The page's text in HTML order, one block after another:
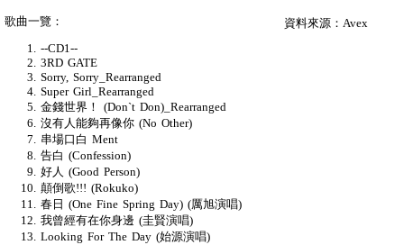
資料來源：Avex
歌曲一覽：
--CD1--
3RD GATE
Sorry, Sorry_Rearranged
Super Girl_Rearranged
金錢世界！ (Don`t Don)_Rearranged
沒有人能夠再像你 (No Other)
串場口白 Ment
告白 (Confession)
好人 (Good Person)
顛倒歌!!! (Rokuko)
春日 (One Fine Spring Day) (厲旭演唱)
我曾經有在你身邊 (圭賢演唱)
Looking For The Day (始源演唱)